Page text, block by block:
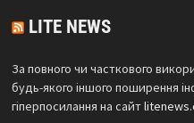
LITE NEWS
За повного чи часткового
будь-якого іншого поширення
гіперпосилання на сайт